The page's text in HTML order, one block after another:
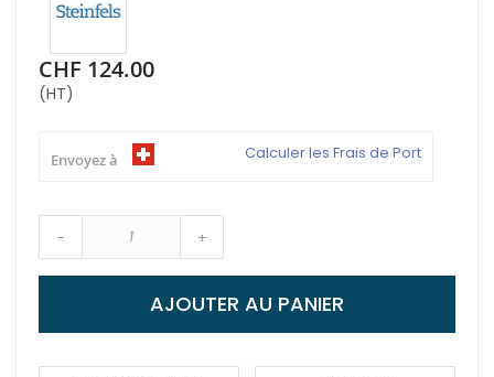
CHF 124.00
(HT)
Envoyez à Calculer les Frais de Port
- +
AJOUTER AU PANIER